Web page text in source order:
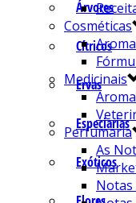
Árvores
Cítricos
Ervas
Especiarias
Exóticos
Cosméticas
Medicinais
Perfumaria
As
Notas